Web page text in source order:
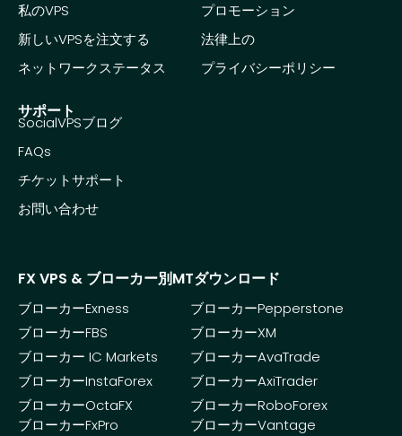
私のVPS
新しいVPSを注文する
ネットワークステータス
プロモーション
法律上の
プライバシーポリシー
サポート
SocialVPSブログ
FAQs
チケットサポート
お問い合わせ
FX VPS & ブローカー別MTダウンロード
ブローカーExness
ブローカーFBS
ブローカー IC Markets
ブローカーInstaForex
ブローカーOctaFX
ブローカーPepperstone
ブローカーXM
ブローカーAvaTrade
ブローカーAxiTrader
ブローカーRoboForex
ブローカーFxPro
ブローカーVantage